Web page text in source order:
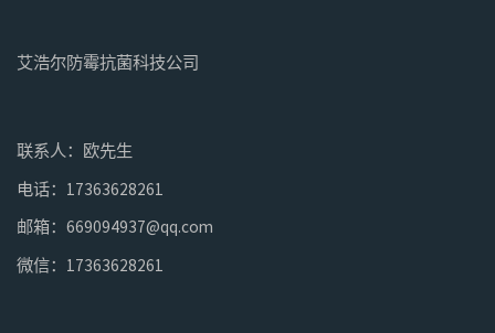
艾浩尔防霉抗菌科技公司
联系人：欧先生
电话：17363628261
邮箱：669094937@qq.com
微信：17363628261